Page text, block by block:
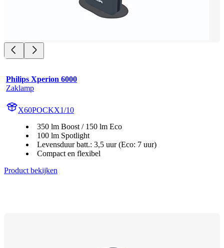
Philips Xperion 6000
Zaklamp
X60POCKX1/10
350 lm Boost / 150 lm Eco
100 lm Spotlight
Levensduur batt.: 3,5 uur (Eco: 7 uur)
Compact en flexibel
Product bekijken